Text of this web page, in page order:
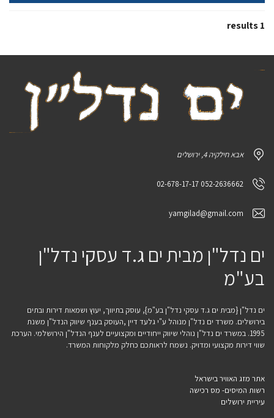
1 results
אבא חילקיה 4, ירושלים
052-2636662 02-678-17-17
yamgilad@gmail.com
ים נדל"ן מבית ים ג.ד עסקי נדל"ן
בע"מ
ים נדל"ן {מבית ים ג.ד עסקי נדל"ן בע"מ}, עוסק בתיווך, יעוץ ושמאות דירות ובתים
בירושלים. משרד ים נדל"ן מנוהל ע"י גלעד דיין ,העוסק בענף שיווק הנדל"ן משנת
1995. במשרד ים נדל"ן נוהלי שיווק ייחודיים ומקצועיים לענף הנדל"ן הירושלמי. הערכת
שווי דירות מקצועי ומדויק. נשמח לראותכם כחלק מלקוחות המשרד.
אתר מזג האוויר בישראל
רשות המיסים- מס רכישה
עיריית ירושלים